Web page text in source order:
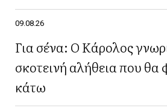
09.08.26
Για σένα: Ο Κάρολος
σκοτεινή αλήθεια που θα
κάτω